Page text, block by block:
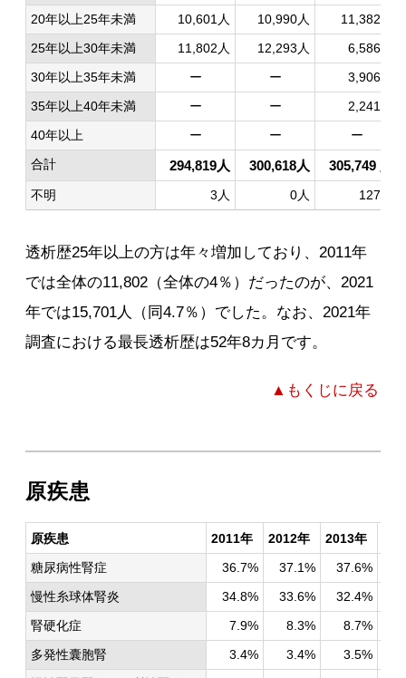
20年以上25年未満
10,601人 10,990人
11,382人
25年以上30年未満
11,802人 12,293人
6,586人
30年以上35年未満
ー ー
3,906人
35年以上40年未満
ー ー
2,241人
40年以上
ー ー
ー
合計
294,819人 300,618人 305,749 人
不明 3人 0人 127人
透析歴25年以上の方は年々増加しており、2011年
では全体の11,802（全体の4％）だったのが、2021
年では15,701人（同4.7％）でした。なお、2021年
調査における最長透析歴は52年8カ月です。
▲もくじに戻る
原疾患
原疾患 2011年 2012年 2013年
糖尿病性腎症
36.7% 37.1% 37.6%
慢性糸球体腎炎
34.8% 33.6% 32.4%
腎硬化症
7.9% 8.3% 8.7%
多発性囊胞腎
3.4% 3.4% 3.5%